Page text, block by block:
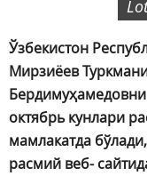
Ўзбекистон
Мирзиёев
октябрь кунлари
мамлакатда
расмий веб-